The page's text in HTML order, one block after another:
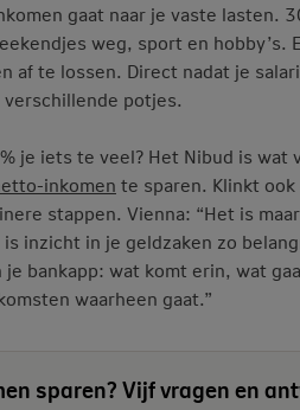
gaat naar je vaste lasten.
weg, sport en hobby’s.
af te lossen. Direct nadat je
verschillende potjes.
je iets te veel? Het Nibud is wat
inkomen te sparen. Klinkt
stappen. Vienna: “Het is
is inzicht in je geldzaken zo
bankapp: wat komt erin, wat
waarheen gaat.”
sparen? Vijf vragen en